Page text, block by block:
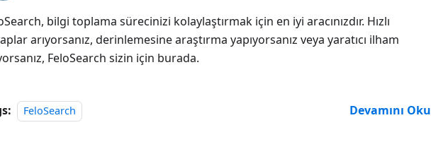
bilgi toplama sürecinizi kolaylaştırmak için en iyi aracınızdır. Hızlı
arıyorsanız, derinlemesine araştırma yapıyorsanız veya yaratıcı ilham
FeloSearch sizin için burada.
FeloSearch Devamını Oku